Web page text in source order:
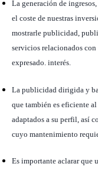
La generación de
el coste de nuestras
mostrarle publicidad,
servicios relacionados
expresado. interés.
La publicidad dirigida y
que también es eficiente
adaptados a su perfil, así
cuyo mantenimiento
Es importante aclarar que